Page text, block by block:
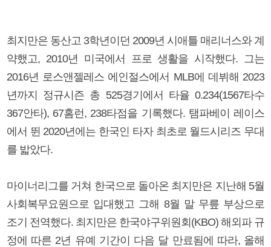
최지만은 동산고 3학년이던 2009년 시애틀 매리너스와 계
약했고, 2010년 미국에서 프로 생활을 시작했다. 그는
2016년 로스앤젤레스 에인절스에서 MLB에 데뷔해 2023
년까지 정규시즌 총 525경기에서 타율 0.234(1567타수
367안타), 67홈런, 238타점을 기록했다. 탬파베이 레이스
에서 뛴 2020년에는 한국인 타자 최초로 월드시리즈 무대
를 밟았다.
마이너리그를 거쳐 한국으로 돌아온 최지만은 지난해 5월
사회복무요원으로 입대했고 그해 8월 말 무릎 부상으로
조기 전역했다. 최지만은 한국야구위원회(KBO) 해외파 규
정에 따른 2년 유예 기간이 다음 달 만료됨에 따라, 올해